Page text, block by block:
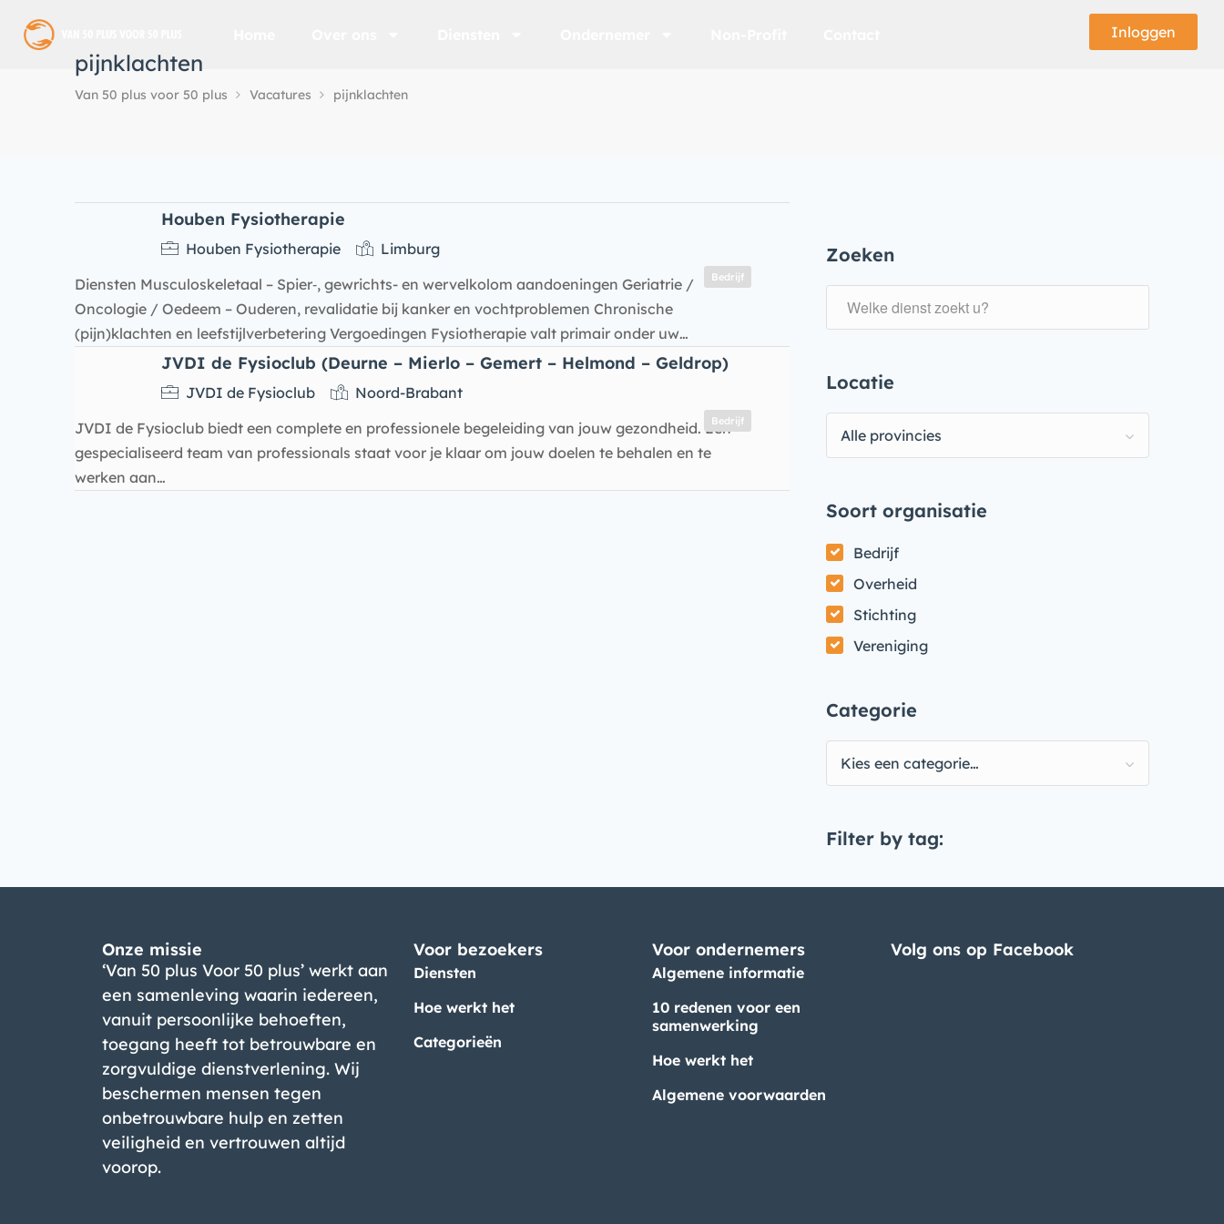
Inloggen
pijnklachten
Van 50 plus voor 50 plus Vacatures pijnklachten
Zoeken
Locatie
Alle provincies
Soort organisatie
Bedrijf
Overheid
Stichting
Vereniging
Categorie
Kies een categorie…
Filter by tag:
Houben Fysiotherapie
Bedrijf
Houben Fysiotherapie
Limburg
Diensten Musculoskeletaal – Spier‑, gewrichts- en wervelkolom aandoeningen Geriatrie /
Oncologie / Oedeem – Ouderen, revalidatie bij kanker en vochtproblemen Chronische
(pijn)klachten en leefstijlverbetering Vergoedingen Fysiotherapie valt primair onder uw…
JVDI de Fysioclub (Deurne – Mierlo – Gemert – Helmond – Geldrop)
Bedrijf
JVDI de Fysioclub
Noord-Brabant
JVDI de Fysioclub biedt een complete en professionele begeleiding van jouw gezondheid. Een
gespecialiseerd team van professionals staat voor je klaar om jouw doelen te behalen en te
werken aan…
Onze missie
‘Van 50 plus Voor 50 plus’ werkt aan
een samenleving waarin iedereen,
vanuit persoonlijke behoeften,
toegang heeft tot betrouwbare en
zorgvuldige dienstverlening. Wij
beschermen mensen tegen
onbetrouwbare hulp en zetten
veiligheid en vertrouwen altijd
voorop.
Voor bezoekers
Diensten
Hoe werkt het
Categorieën
Voor ondernemers
Algemene informatie
10 redenen voor een
samenwerking
Hoe werkt het
Algemene voorwaarden
Volg ons op Facebook